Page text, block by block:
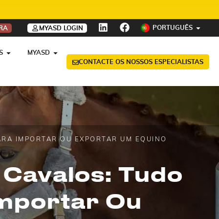
MYASD LOGIN PORTUGUÊS
MYASD
CONTACTE OS NOSSOS ESPECIALISTAS
IMPORTAR OU EXPORTAR UM EQUINO
Tudo
Ou